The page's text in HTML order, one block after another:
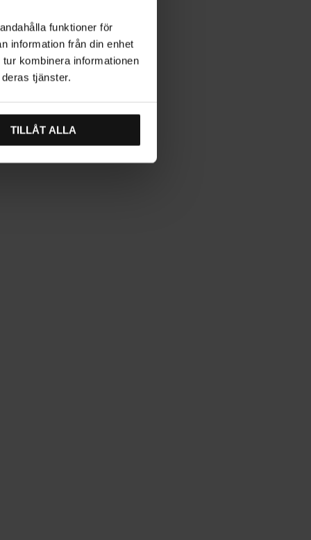
funktioner för
information från din enhet
kombinera informationen
tjänster.
TILLÅT ALLA